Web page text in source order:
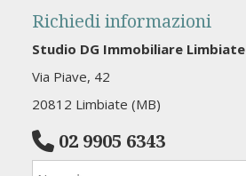
Richiedi informazioni
Studio DG Immobiliare Limbiate
Via Piave, 42
20812 Limbiate (MB)
02 9905 6343